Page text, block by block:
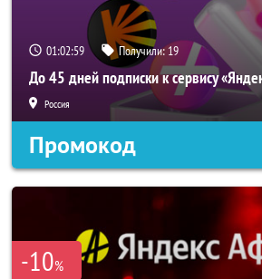
01:02:58 Получили:19
До 45 дней подписки к сервису
Россия
Промокод
-10%